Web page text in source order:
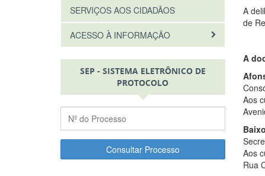
SERVIÇOS AOS CIDADÃOS
ACESSO À INFORMAÇÃO
SEP - SISTEMA ELETRÔNICO DE
PROTOCOLO
Consultar Processo
A
de
A
Aos
Aos
Rua